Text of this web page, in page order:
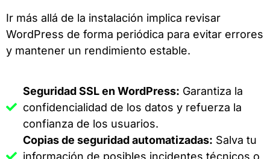
Ir más allá de la instalación implica revisar
WordPress de forma periódica para evitar errores
y mantener un rendimiento estable.
Seguridad SSL en WordPress: Garantiza la
confidencialidad de los datos y refuerza la
confianza de los usuarios.
Copias de seguridad automatizadas: Salva tu
información de posibles incidentes técnicos o